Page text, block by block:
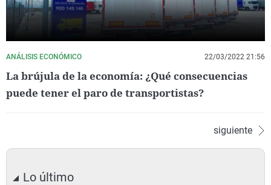
ANÁLISIS ECONÓMICO 22/03/2022 21:56
La brújula de la economía: ¿Qué consecuencias
puede tener el paro de transportistas?
siguiente
Lo último